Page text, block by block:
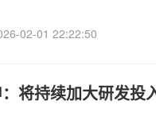
02-01 22:22:50
将持续加大研发投